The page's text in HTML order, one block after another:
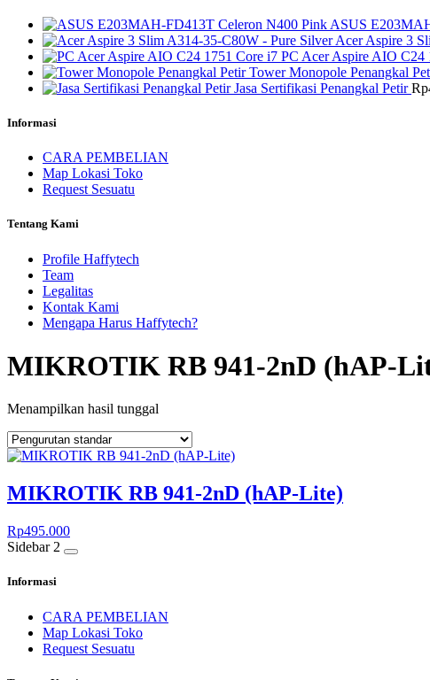
ASUS
Acer Aspire 3
PC Acer Aspire AIO C24
Tower Monopole Penangkal
Jasa Sertifikasi Penangkal Petir Rp
Informasi
CARA PEMBELIAN
Map Lokasi Toko
Request Sesuatu
Tentang Kami
Profile Haffytech
Team
Legalitas
Kontak Kami
Mengapa Harus Haffytech?
MIKROTIK RB 941-2nD (hAP-
Menampilkan hasil tunggal
MIKROTIK RB 941-2nD (hAP-Lite)
Rp495.000
Sidebar 2
Informasi
CARA PEMBELIAN
Map Lokasi Toko
Request Sesuatu